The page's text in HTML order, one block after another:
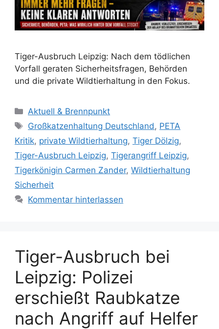
Tiger-Ausbruch Leipzig: Nach dem tödlichen
Vorfall geraten Sicherheitsfragen, Behörden
und die private Wildtierhaltung in den Fokus.
K
a
e
g
o
r
i
Aktuell & Brennpunkt
S
c
l
a
g
w
r
Großkatzenhaltung Deutschland , PETA
Kritik, private Wildtierhaltung, Tiger Dölzig,
Tiger-Ausbruch Leipzig, Tigerangriff Leipzig,
Tigerkönigin Carmen Zander, Wildtierhaltung
Sicherheit
Kommentar hinterlassen
Tiger-Ausbruch bei
Leipzig: Polizei
erschießt Raubkatze
nach Angriff auf Helfer